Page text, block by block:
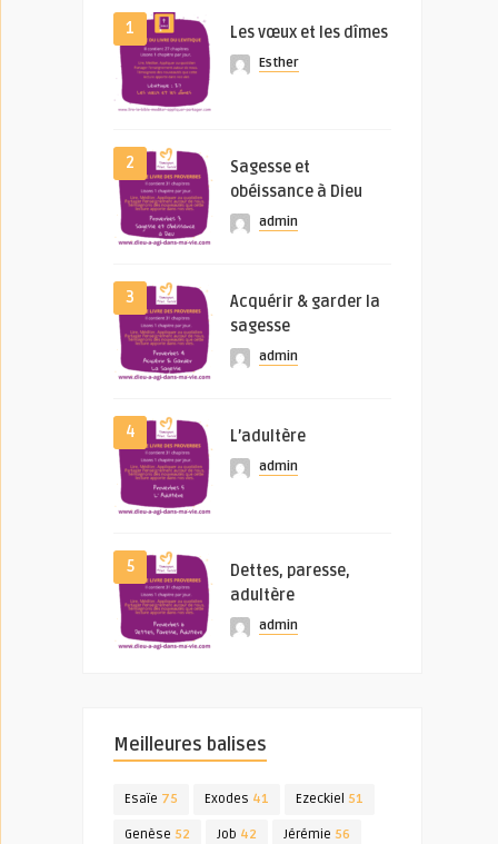
1 Les vœux et les dîmes
Esther
2
Sagesse et
obéissance à Dieu
admin
3
Acquérir & garder la
sagesse
admin
4 L’adultère
admin
5
Dettes, paresse,
adultère
admin
Meilleures balises
Esaïe 75 Exodes 41 Ezeckiel 51
Genèse 52 Job 42 Jérémie 56